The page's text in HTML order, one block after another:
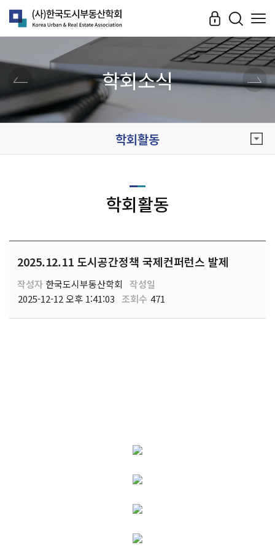
학회소식
학회활동
학회활동
2025.12.11 도시공간정책 국제컨퍼런스 발제
작성자 한국도시부동산학회
작성일
2025-12-12 오후 1:41:03 조회수 471